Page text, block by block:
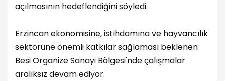
açılmasının hedeflendiğini söyledi.
Erzincan ekonomisine, istihdamına ve hayvancılık
sektörüne önemli katkılar sağlaması beklenen
Besi Organize Sanayi Bölgesi'nde çalışmalar
aralıksız devam ediyor.